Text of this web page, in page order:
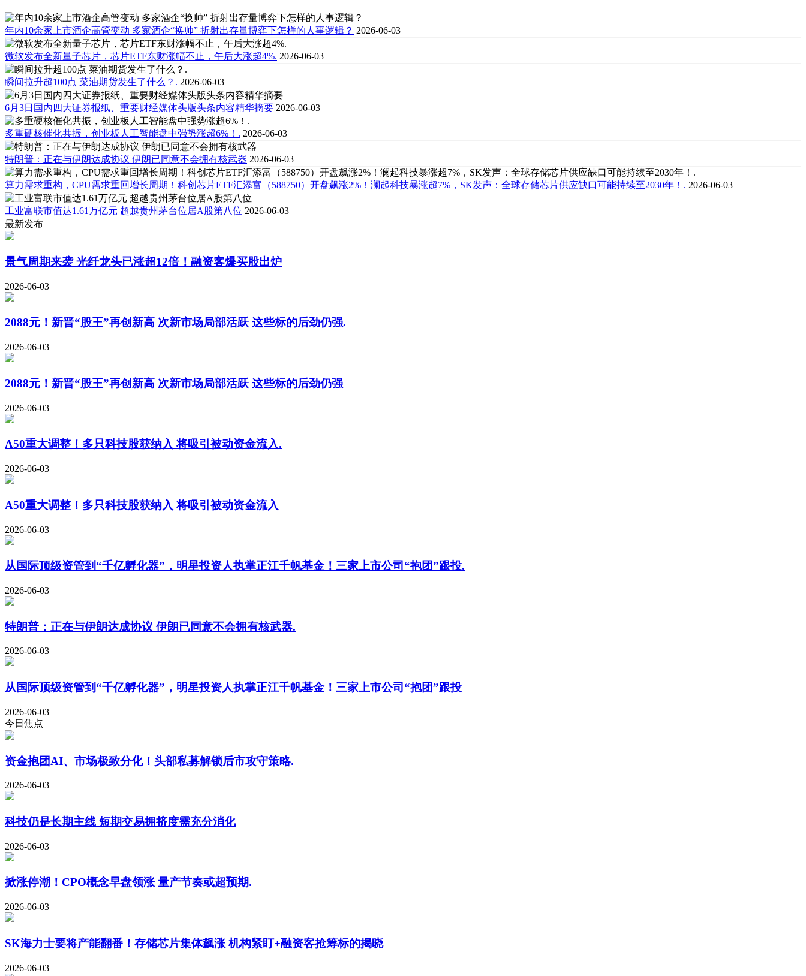
年内10余家上市酒企高管变动 多家酒企“换帅” 折射出存量博弈下怎样的人事逻辑？ 2026-06-03
微软发布全新量子芯片，芯片ETF东财涨幅不止，午后大涨超4%. 2026-06-03
瞬间拉升超100点 菜油期货发生了什么？. 2026-06-03
6月3日国内四大证券报纸、重要财经媒体头版头条内容精华摘要 2026-06-03
多重硬核催化共振，创业板人工智能盘中强势涨超6%！. 2026-06-03
特朗普：正在与伊朗达成协议 伊朗已同意不会拥有核武器 2026-06-03
算力需求重构，CPU需求重回增长周期！科创芯片ETF汇添富（588750）开盘飙涨2%！澜起科技暴涨超7%，SK发声：全球存储芯片供应缺口可能持续至2030年！. 2026-06-03
工业富联市值达1.61万亿元 超越贵州茅台位居A股第八位 2026-06-03
最新发布
景气周期来袭 光纤龙头已涨超12倍！融资客爆买股出炉
2026-06-03
2088元！新晋“股王”再创新高 次新市场局部活跃 这些标的后劲仍强.
2026-06-03
2088元！新晋“股王”再创新高 次新市场局部活跃 这些标的后劲仍强
2026-06-03
A50重大调整！多只科技股获纳入 将吸引被动资金流入.
2026-06-03
A50重大调整！多只科技股获纳入 将吸引被动资金流入
2026-06-03
从国际顶级资管到“千亿孵化器”，明星投资人执掌正江千帆基金！三家上市公司“抱团”跟投.
2026-06-03
特朗普：正在与伊朗达成协议 伊朗已同意不会拥有核武器.
2026-06-03
从国际顶级资管到“千亿孵化器”，明星投资人执掌正江千帆基金！三家上市公司“抱团”跟投
2026-06-03
今日焦点
资金抱团AI、市场极致分化！头部私募解锁后市攻守策略.
2026-06-03
科技仍是长期主线 短期交易拥挤度需充分消化
2026-06-03
掀涨停潮！CPO概念早盘领涨 量产节奏或超预期.
2026-06-03
SK海力士要将产能翻番！存储芯片集体飙涨 机构紧盯+融资客抢筹标的揭晓
2026-06-03